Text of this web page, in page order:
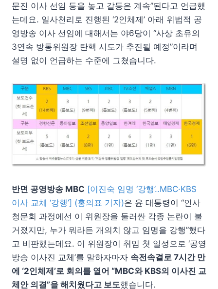
문진 이사 선임 등을 놓고 갈등은 계속”된다고 언급했
는데요. 일사천리로 진행된 ‘2인체제’ 아래 위법적 공
영방송 이사 선임에 대해서는 야6당이 “사상 초유의
3연속 방통위원장 탄핵 시도가 추진될 예정”이라며
설명 없이 언급하는 수준에 그쳤습니다.
반면 공영방송 MBC [이진숙 임명 ‘강행’..MBC·KBS
이사 교체 ‘강행’] (홍의표 기자)은 윤 대통령이 “인사
청문회 과정에선 이 위원장을 둘러싼 각종 논란이 불
거졌지만, 누가 뭐라든 개의치 않고 임명을 강행”했다
고 비판했는데요. 이 위원장이 취임 첫 일성으로 ‘공영
방송 이사진 교체’를 말하자마자 속전속결로 7시간 만
에 ‘2인체제’로 회의를 열어 “MBC와 KBS의 이사진 교
체안 의결”을 해치웠다고 보도했습니다.